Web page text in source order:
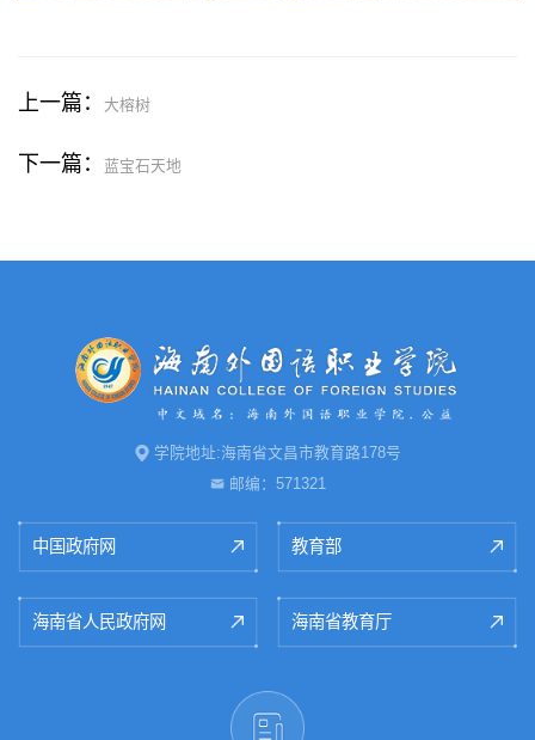
上一篇： 大榕树
下一篇： 蓝宝石天地
学院地址:海南省文昌市教育路178号
邮编：571321
中国政府网 教育部
海南省人民政府网 海南省教育厅